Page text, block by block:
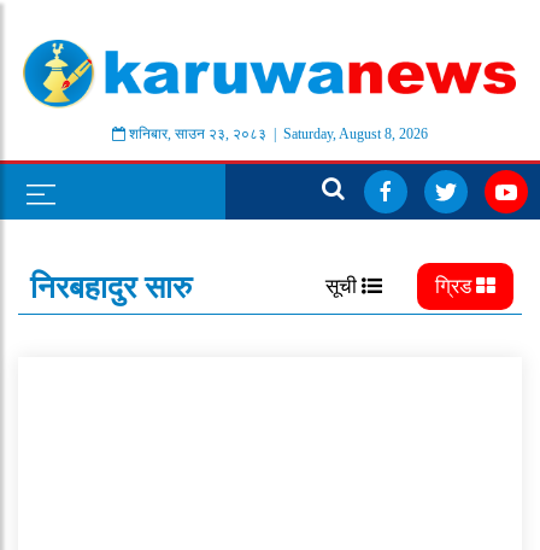
शनिबार, साउन २३, २०८३ | Saturday, August 8, 2026
निरबहादुर सारु सूची ग्रिड